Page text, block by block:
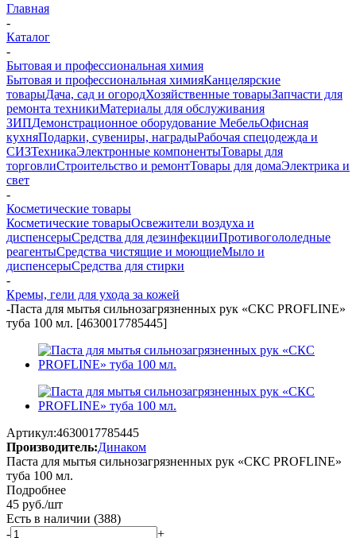
Главная
-
Каталог
-
Бытовая и профессиональная химия
Бытовая и профессиональная химияКанцелярские
товарыДача, сад и огородХозяйственные товарыЗапчасти для
ремонта техникиМатериалы для обслуживания
ЗИПДемонстрационное оборудование МебельОфисная
кухняПодарки, сувениры, наградыРабочая спецодежда и
СИЗТехникаЭлектронные компонентыТовары для
торговлиСтроительство и ремонтТовары для домаЭлектрика и
свет
-
Косметические товары
Косметические товарыОсвежители воздуха и
диспенсерыСредства для дезинфекцииПротивогололедные
реагентыСредства чистящие и моющиеМыло и
диспенсерыСредства для стирки
-
Кремы, гели для ухода за кожей
-Паста для мытья сильнозагрязненных рук «CКС PROFLINE»
туба 100 мл. [4630017785445]
Артикул:4630017785445
Производитель:Динаком
Паста для мытья сильнозагрязненных рук «CКС PROFLINE»
туба 100 мл.
Подробнее
45 руб./шт
Есть в наличии (388)
-
+